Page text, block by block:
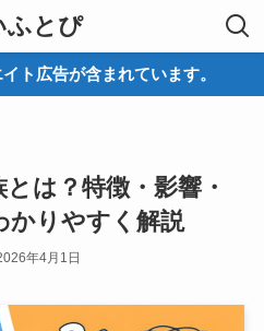
ふとぴ
ト広告が含まれています。
は？特徴・影響・
かりやすく解説
年4月1日